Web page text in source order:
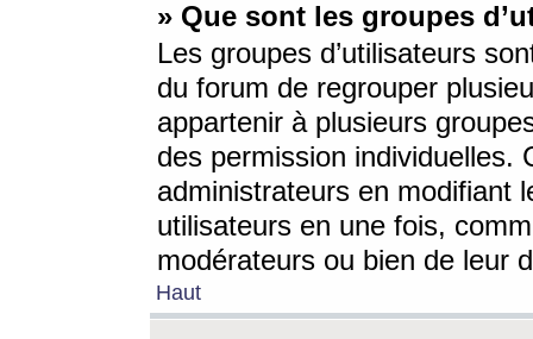
» Que sont les groupes
Les groupes d’utilisateurs
du forum de regrouper
appartenir à plusieurs
des permission individuelles.
administrateurs en modifiant
utilisateurs en une fois,
modérateurs ou bien de leur
Haut